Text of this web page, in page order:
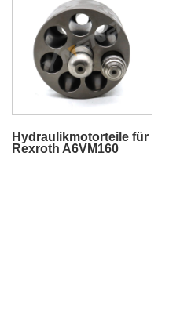
Hydraulikmotorteile für
Rexroth A6VM160